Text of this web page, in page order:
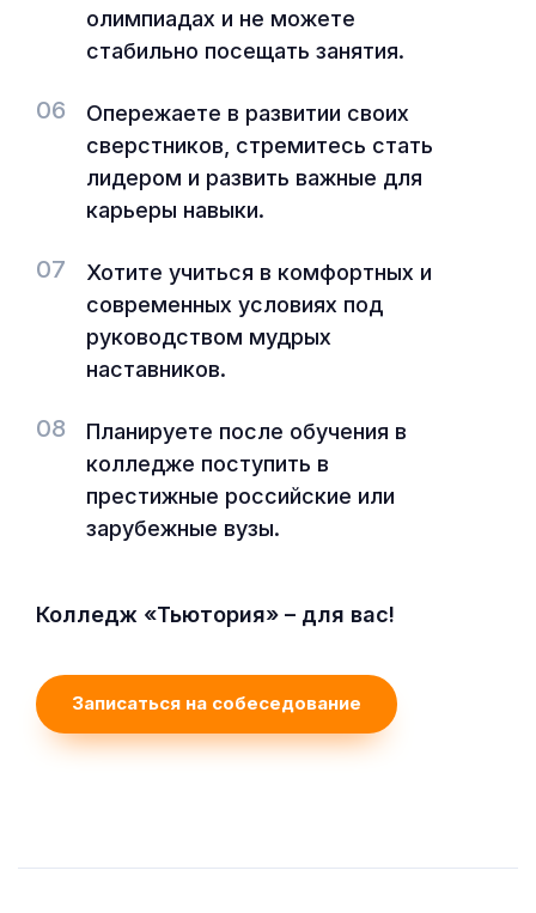
олимпиадах и не можете
стабильно посещать занятия.
06
Опережаете в развитии своих
сверстников, стремитесь стать
лидером и развить важные для
карьеры навыки.
07
Хотите учиться в комфортных и
современных условиях под
руководством мудрых
наставников.
08
Планируете после обучения в
колледже поступить в
престижные российские или
зарубежные вузы.
Колледж «Тьютория» – для вас!
Записаться на собеседование